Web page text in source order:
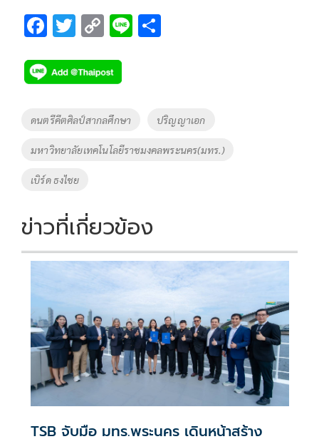
F
e
b
o
o
k
T
tt
er
C
p
y
Li
n
k
Li
Tags
ดนตรีคีตศิลป์สากลศึกษา ปริญญาเอก
มหาวิทยาลัยเทคโนโลยีราชมงคลพระนคร(มทร.)
เบิร์ด ธงไชย
ข่าวที่เกี่ยวข้อง
TSB จับมือ มทร.พระนคร เดินหน้าสร้าง